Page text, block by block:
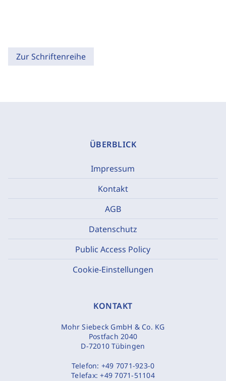
Zur Schriftenreihe
ÜBERBLICK
Impressum
Kontakt
AGB
Datenschutz
Public Access Policy
Cookie-Einstellungen
KONTAKT
Mohr Siebeck GmbH & Co. KG
Postfach 2040
D-72010 Tübingen
Telefon: +49 7071-923-0
Telefax:+49 7071-51104